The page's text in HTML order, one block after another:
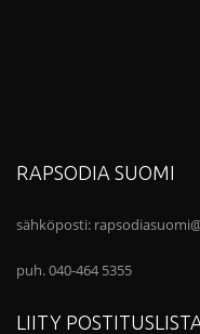
RAPSODIA SUOMI
sähköposti:
puh. 040-464 5355
LIITY